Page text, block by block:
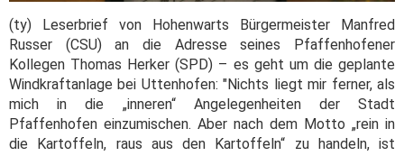
(ty) Leserbrief von Hohenwarts Bürgermeister Manfred
Russer (CSU) an die Adresse seines Pfaffenhofener
Kollegen Thomas Herker (SPD) – es geht um die geplante
Windkraftanlage bei Uttenhofen:"Nichts liegt mir ferner, als
mich in die „inneren“ Angelegenheiten der Stadt
Pfaffenhofen einzumischen. Aber nach dem Motto „rein in
die Kartoffeln, raus aus den Kartoffeln“ zu handeln, ist